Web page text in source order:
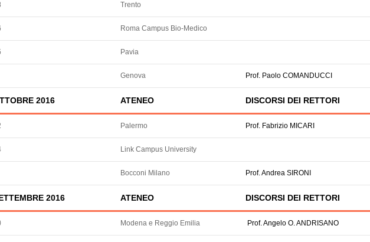
Trento
Roma Campus Bio-Medico
Pavia
Genova Prof. Paolo COMANDUCCI
2016 ATENEO DISCORSI DEI RETTORI
Palermo Prof. Fabrizio MICARI
Link Campus University
Bocconi Milano Prof. Andrea SIRONI
2016 ATENEO DISCORSI DEI RETTORI
Modena e Reggio Emilia Prof. Angelo O. ANDRISANO